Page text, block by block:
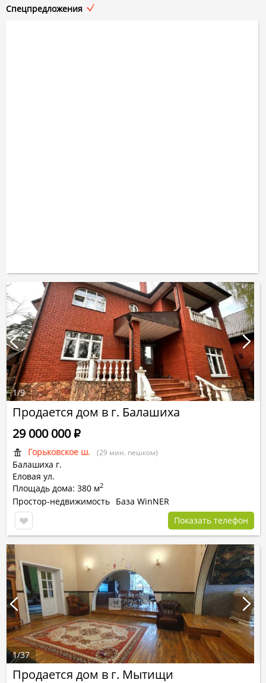
Спецпредложения
Продается дом в г. Балашиха
Горьковское ш. (29 мин. пешком)
Балашиха г.
Еловая ул.
Площадь дома: 380 м2
29 000 000Р
Простор-недвижимость База WinNER
Показать телефон
1/9
Продается дом в г. Мытищи
1/37